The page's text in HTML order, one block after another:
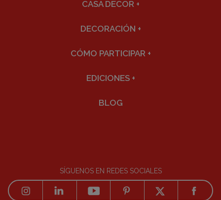
CASA DECOR +
DECORACIÓN +
CÓMO PARTICIPAR +
EDICIONES +
BLOG
SÍGUENOS EN REDES SOCIALES